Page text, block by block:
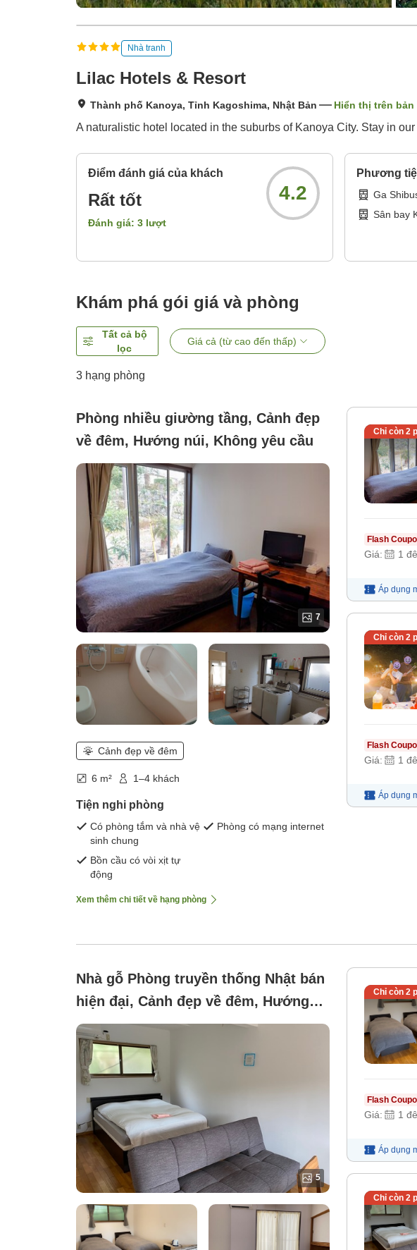
Nhà tranh
Lilac Hotels & Resort
Thành phố Kanoya, Tỉnh Kagoshima, Nhật Bản Hiển thị trên bản
A naturalistic hotel located in the suburbs of Kanoya City. Stay in
Điểm đánh giá của khách
Rất tốt
Đánh giá: 3 lượt
4.2
Phương
Ga
Sân bay
Khám phá gói giá và phòng
Tất cả bộ
lọc
Giá cả (từ cao đến thấp)
3 hạng phòng
Phòng nhiều giường tầng, Cảnh đẹp
về đêm, Hướng núi, Không yêu cầu
7
Cảnh đẹp về đêm
6 m² 1–4 khách
Tiện nghi phòng
Có phòng tắm và nhà vệ
sinh chung
Phòng có mạng internet
Bồn cầu có vòi xịt tự
động
Xem thêm chi tiết về hạng phòng
Chỉ còn 2
Flash
Giá: 1
Áp dụng
Chỉ còn 2
Flash
Giá: 1
Áp dụng
Nhà gỗ Phòng truyền thống Nhật bán
hiện đại, Cảnh đẹp về đêm, Hướng
núi, Không yêu cầu
5
Chỉ còn 2
Flash
Giá: 1
Áp dụng
Chỉ còn 2